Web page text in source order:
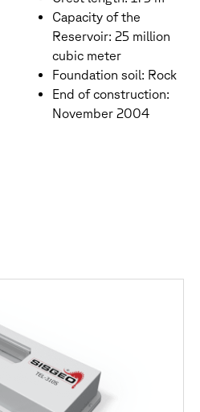
Capacity of the
Reservoir: 25 million
cubic meter
Foundation soil: Rock
End of construction:
November 2004